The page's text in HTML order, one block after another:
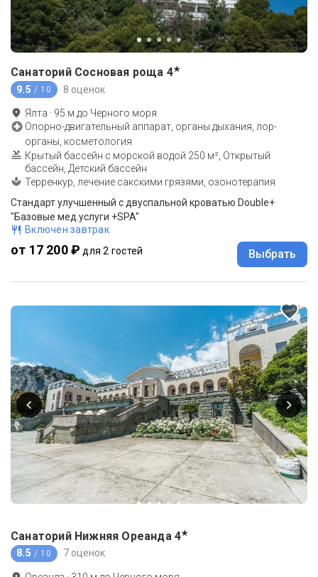
Санаторий Сосновая роща 4★
9.5 / 10 8 оценок
Ялта · 95 м до Черного моря
Опорно-двигательный аппарат, органы дыхания, лор-
органы, косметология
Крытый бассейн с морской водой 250 м², Открытый
бассейн, Детский бассейн
Терренкур, лечение сакскими грязями, озонотерапия
Стандарт улучшенный с двуспальной кроватью Double+
"Базовые мед.услуги +SPA"
Включен завтрак
от 17 200 ₽ для 2 гостей Выбрать
Санаторий Нижняя Ореанда 4★
8.5 / 10 7 оценок